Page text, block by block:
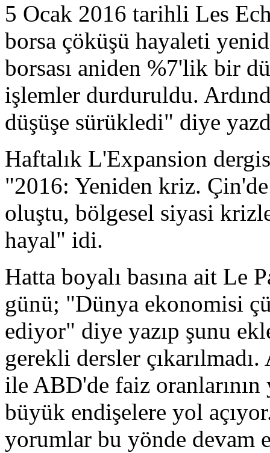
5 Ocak 2016 tarihli Les
borsa çöküşü hayaleti
borsası aniden %7'lik bir
işlemler durduruldu.
düşüşe sürükledi" diye
Haftalık L'Expansion
"2016: Yeniden kriz.
oluştu, bölgesel siyasi
hayal" idi.
Hatta boyalı basına ait Le
günü; "Dünya ekonomisi
ediyor" diye yazıp şunu
gerekli dersler
ile ABD'de faiz
büyük endişelere yol
yorumlar bu yönde devam